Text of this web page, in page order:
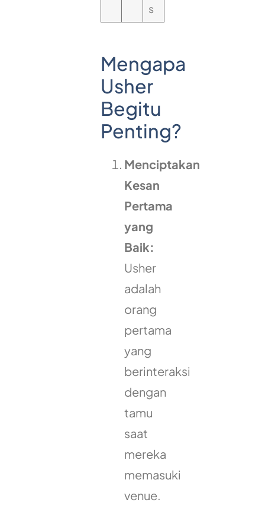
s
Mengapa
Usher
Begitu
Penting?
Menciptakan
Kesan
Pertama
yang
Baik:
Usher
adalah
orang
pertama
yang
berinteraksi
dengan
tamu
saat
mereka
memasuki
venue.